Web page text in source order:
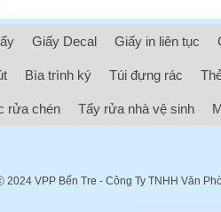
Giấy Decal Giấy in liên tục
Bìa trình ký Túi đựng rác
rửa chén Tẩy rửa nhà vệ sinh
2024 VPP Bến Tre - Công Ty TNHH Văn